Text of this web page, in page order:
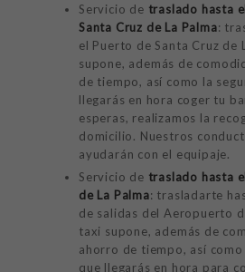
HISTORIA
PRECIOS
CONTACTO
Servicio de traslado hasta
Santa Cruz de La Palma:
el Puerto de Santa Cruz de
supone, además de
de tiempo, así como la
llegarás en hora coger tu
esperas, realizamos la
domicilio. Nuestros
ayudarán con el equipaje.
Servicio de traslado hasta
de La Palma: trasladarte
de salidas del Aeropuerto
taxi supone, además de
ahorro de tiempo, así
que llegarás en hora para